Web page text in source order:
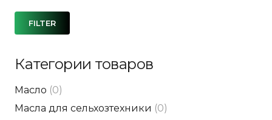
FILTER
Категории товаров
Масло (0)
Масла для сельхозтехники (0)